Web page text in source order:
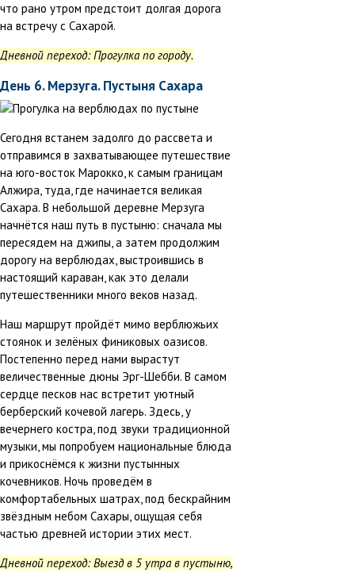
что рано утром предстоит долгая дорога
на встречу с Сахарой.
Дневной переход: Прогулка по городу.
День 6. Мерзуга. Пустыня Сахара
Сегодня встанем задолго до рассвета и
отправимся в захватывающее путешествие
на юго-восток Марокко, к самым границам
Алжира, туда, где начинается великая
Сахара. В небольшой деревне Мерзуга
начнётся наш путь в пустыню: сначала мы
пересядем на джипы, а затем продолжим
дорогу на верблюдах, выстроившись в
настоящий караван, как это делали
путешественники много веков назад.
Наш маршрут пройдёт мимо верблюжьих
стоянок и зелёных финиковых оазисов.
Постепенно перед нами вырастут
величественные дюны Эрг-Шебби. В самом
сердце песков нас встретит уютный
берберский кочевой лагерь. Здесь, у
вечернего костра, под звуки традиционной
музыки, мы попробуем национальные блюда
и прикоснёмся к жизни пустынных
кочевников. Ночь проведём в
комфортабельных шатрах, под бескрайним
звёздным небом Сахары, ощущая себя
частью древней истории этих мест.
Дневной переход: Выезд в 5 утра в пустыню,